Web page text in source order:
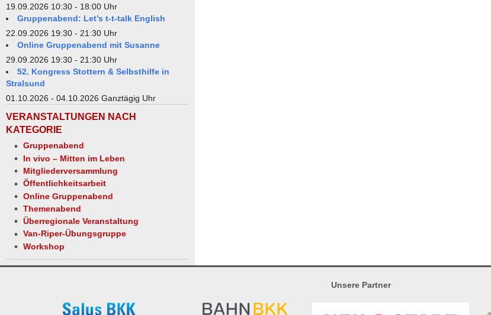
19.09.2026 10:30 - 18:00 Uhr
Gruppenabend: Let’s t-t-talk English
22.09.2026 19:30 - 21:30 Uhr
Online Gruppenabend mit Susanne
29.09.2026 19:30 - 21:30 Uhr
52. Kongress Stottern & Selbsthilfe in
Stralsund
01.10.2026 - 04.10.2026 Ganztägig Uhr
VERANSTALTUNGEN NACH
KATEGORIE
Gruppenabend
In vivo – Mitten im Leben
Mitgliederversammlung
Öffentlichkeitsarbeit
Online Gruppenabend
Themenabend
Überregionale Veranstaltung
Van-Riper-Übungsgruppe
Workshop
Unsere Partner